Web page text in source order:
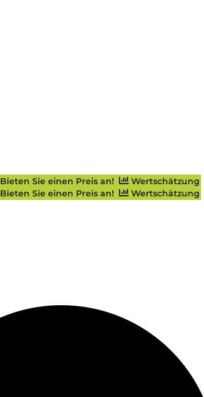
Bieten Sie einen Preis an!
Wertschätzung
Bieten Sie einen Preis an!
Wertschätzung